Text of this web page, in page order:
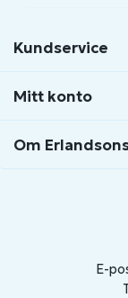
Kundservice
Mitt konto
Om
E-